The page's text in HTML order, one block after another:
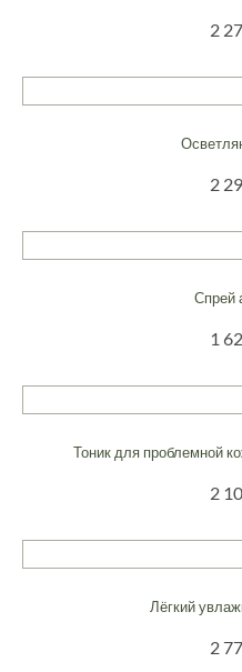
2
2
Спрей
1
Тоник для проблемной
2
Лёгкий
2